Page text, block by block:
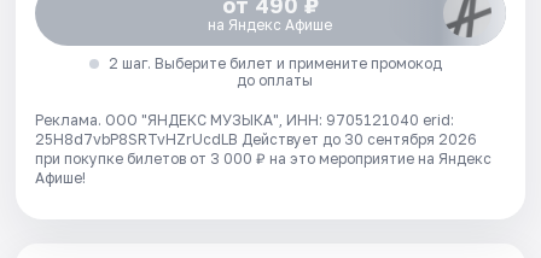
на Яндекс Афише
2 шаг. Выберите билет и примените промокод
до оплаты
Реклама. ООО "ЯНДЕКС МУЗЫКА", ИНН: 9705121040 erid:
25H8d7vbP8SRTvHZrUcdLB Действует до 30 сентября 2026
при покупке билетов от 3 000 ₽ на это мероприятие на Яндекс
Афише!